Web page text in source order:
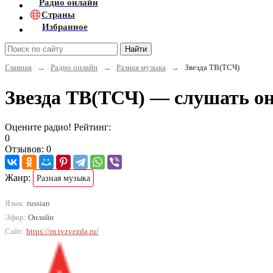
Радио онлайн
Страны
Избранное
Найти
Главная
→ Радио онлайн → Разная музыка → Звезда ТВ(ТСЧ)
Звезда ТВ(ТСЧ) — слушать
Оцените радио! Рейтинг:
0
Отзывов: 0
Жанр: Разная музыка
Язык: russian
Эфир: Онлайн
Сайт: https://m.tvzvezda.ru/